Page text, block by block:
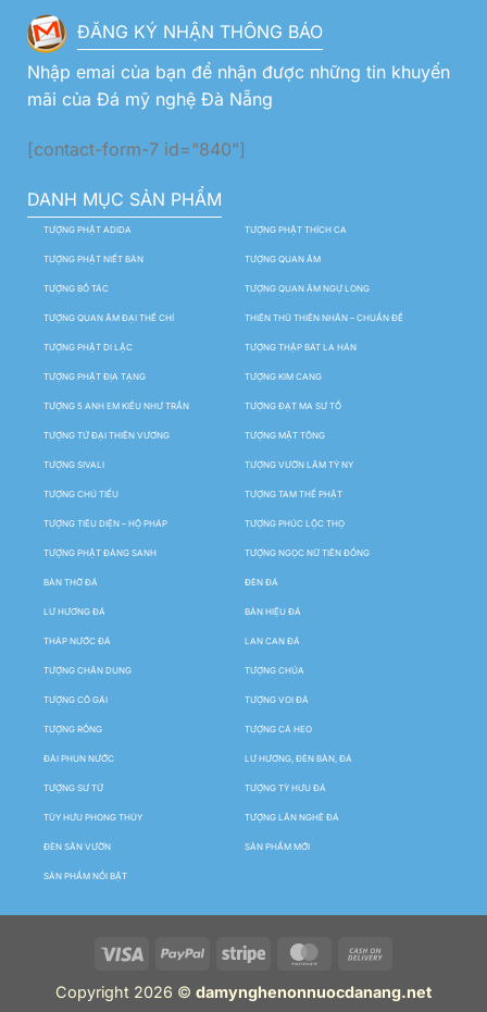
ĐĂNG KÝ NHẬN THÔNG BÁO
Nhập emai của bạn để nhận được những tin khuyến
mãi của Đá mỹ nghệ Đà Nẵng
[contact-form-7 id="840"]
DANH MỤC SẢN PHẨM
TƯỢNG PHẬT ADIDA TƯỢNG PHẬT THÍCH CA
TƯỢNG PHẬT NIẾT BÀN TƯỢNG QUAN ÂM
TƯỢNG BỒ TÁC TƯỢNG QUAN ÂM NGỰ LONG
TƯỢNG QUAN ÂM ĐẠI THẾ CHÍ THIÊN THỦ THIÊN NHÃN – CHUẨN ĐỀ
TƯỢNG PHẬT DI LẶC TƯỢNG THẬP BÁT LA HÁN
TƯỢNG PHẬT ĐỊA TẠNG TƯỢNG KIM CANG
TƯỢNG 5 ANH EM KIỀU NHƯ TRẦN TƯỢNG ĐẠT MA SƯ TỔ
TƯỢNG TỨ ĐẠI THIÊN VƯƠNG TƯỢNG MẬT TÔNG
TƯỢNG SIVALI TƯỢNG VƯỜN LÂM TỲ NY
TƯỢNG CHÚ TIỂU TƯỢNG TAM THẾ PHẬT
TƯỢNG TIÊU DIỆN – HỘ PHÁP TƯỢNG PHÚC LỘC THỌ
TƯỢNG PHẬT ĐẢNG SANH TƯỢNG NGỌC NỮ TIÊN ĐỒNG
BÀN THỜ ĐÁ ĐÈN ĐÁ
LƯ HƯƠNG ĐÁ BẢN HIỆU ĐÁ
THÁP NƯỚC ĐÁ LAN CAN ĐÁ
TƯỢNG CHÂN DUNG TƯỢNG CHÚA
TƯỢNG CÔ GÁI TƯỢNG VOI ĐÁ
TƯỢNG RỒNG TƯỢNG CÁ HEO
ĐÀI PHUN NƯỚC LƯ HƯƠNG, ĐÈN BÀN, ĐÁ
TƯỢNG SƯ TỬ TƯỢNG TỲ HƯU ĐÁ
TÙY HƯU PHONG THỦY TƯỢNG LÂN NGHÊ ĐÁ
ĐÈN SÂN VƯỜN SẢN PHẨM MỚI
SẢN PHẨM NỔI BẬT
Copyright 2026 © damynghenonnuocdanang.net